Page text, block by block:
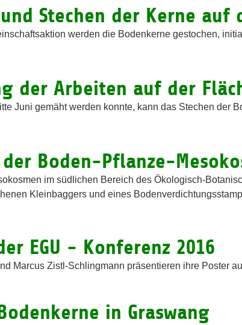
Stechen der Kerne auf
werden die Bodenkerne gestochen,
der Arbeiten auf der
Juni gemäht werden konnte, kann das Stechen der
Boden-Pflanze-
im südlichen Bereich des Ökologisch-
Kleinbaggers und eines
EGU - Konferenz 2016
Marcus Zistl-Schlingmann präsentieren ihre Poster
in Graswang